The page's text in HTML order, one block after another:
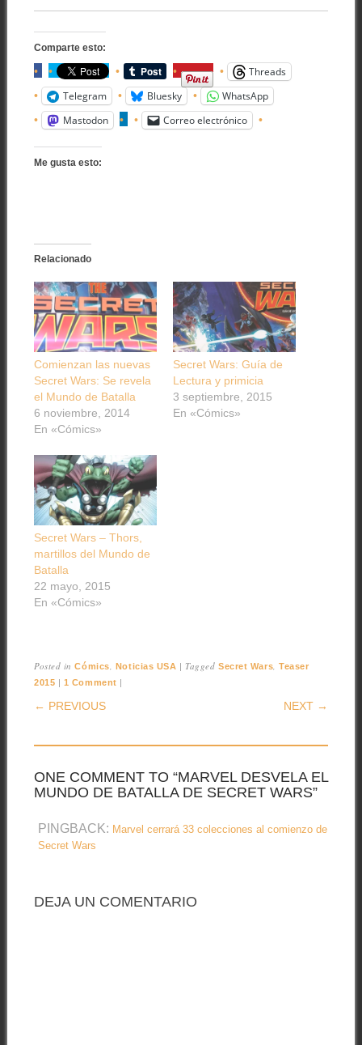
Comparte esto:
Threads
Telegram
Bluesky
WhatsApp
Mastodon
Correo electrónico
Me gusta esto:
Relacionado
Comienzan las nuevas
Secret Wars: Se revela
el Mundo de Batalla
6 noviembre, 2014
En «Cómics»
Secret Wars: Guía de
Lectura y primicia
3 septiembre, 2015
En «Cómics»
Secret Wars – Thors,
martillos del Mundo de
Batalla
22 mayo, 2015
En «Cómics»
Posted inCómics Noticias USA |TaggedSecret Wars ,Teaser
2015 | 1 Comment |
POST NAVIGATION
← PREVIOUS NEXT →
ONE COMMENT TO “MARVEL DESVELA EL
MUNDO DE BATALLA DE SECRET WARS”
PINGBACK: Marvel cerrará 33 colecciones al comienzo de
Secret Wars
DEJA UN COMENTARIO